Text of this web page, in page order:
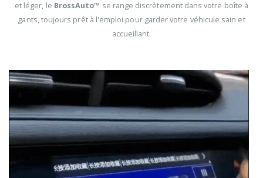
et léger, le BrossAuto™ se range discrètement dans votre boîte à
gants, toujours prêt à l'emploi pour garder votre véhicule sain et
accueillant.